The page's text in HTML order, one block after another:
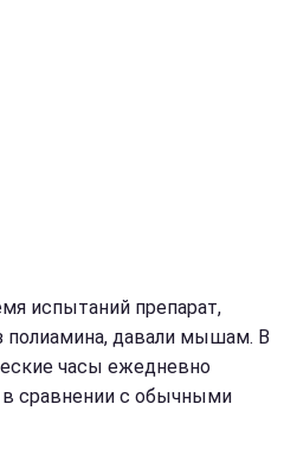
испытаний препарат,
полиамина, давали мышам. В
часы ежедневно
в сравнении с обычными